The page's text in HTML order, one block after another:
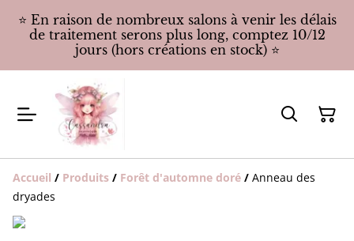
⭐️ En raison de nombreux salons à venir les délais
de traitement serons plus long, comptez 10/12
jours (hors créations en stock) ⭐️
Accueil / Produits / Forêt d'automne doré / Anneau des
dryades